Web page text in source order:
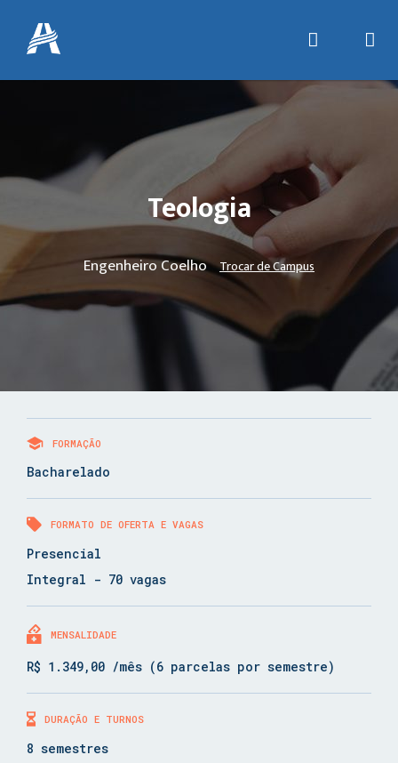
Teologia
Engenheiro Coelho Trocar de Campus
FORMAÇÃO
Bacharelado
FORMATO DE OFERTA E VAGAS
Presencial
Integral - 70 vagas
MENSALIDADE
R$ 1.349,00 /mês (6 parcelas por semestre)
DURAÇÃO E TURNOS
8 semestres